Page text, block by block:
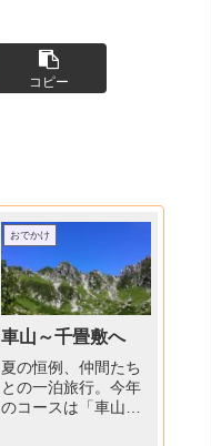
コピー
おでかけ
車山～千畳敷へ
夏の恒例、仲間たち
との一泊旅行。今年
のコースは「車山」